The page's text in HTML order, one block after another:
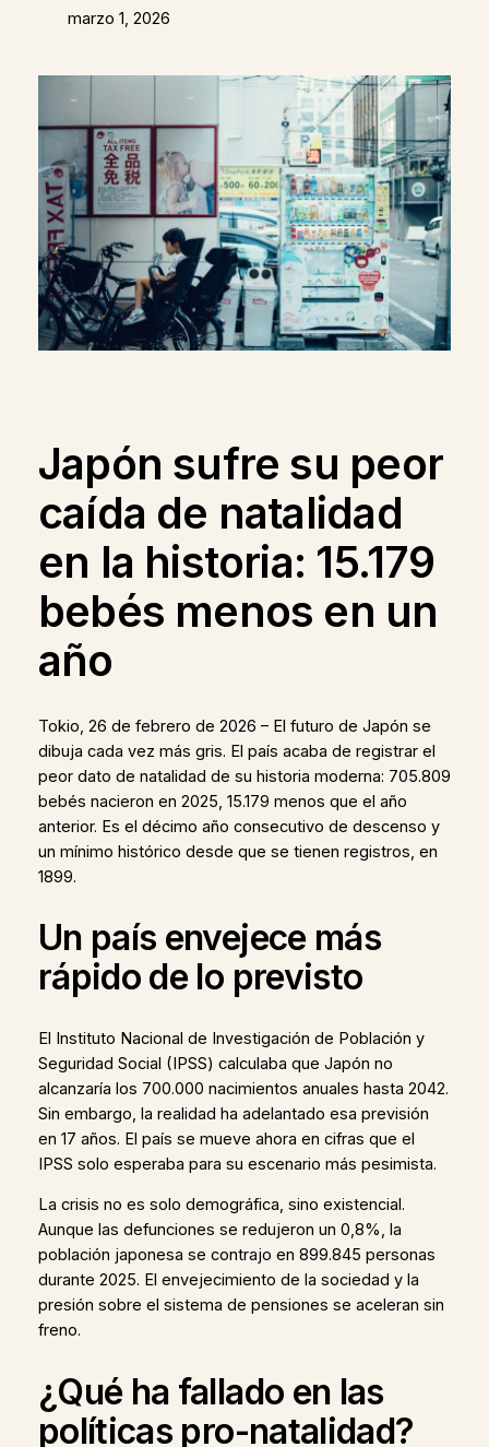
marzo 1, 2026
Japón sufre su peor
caída de natalidad
en la historia: 15.179
bebés menos en un
año
Tokio, 26 de febrero de 2026 – El futuro de Japón se
dibuja cada vez más gris. El país acaba de registrar el
peor dato de natalidad de su historia moderna: 705.809
bebés nacieron en 2025, 15.179 menos que el año
anterior. Es el décimo año consecutivo de descenso y
un mínimo histórico desde que se tienen registros, en
1899.
Un país envejece más
rápido de lo previsto
El Instituto Nacional de Investigación de Población y
Seguridad Social (IPSS) calculaba que Japón no
alcanzaría los 700.000 nacimientos anuales hasta 2042.
Sin embargo, la realidad ha adelantado esa previsión
en 17 años. El país se mueve ahora en cifras que el
IPSS solo esperaba para su escenario más pesimista.
La crisis no es solo demográfica, sino existencial.
Aunque las defunciones se redujeron un 0,8%, la
población japonesa se contrajo en 899.845 personas
durante 2025. El envejecimiento de la sociedad y la
presión sobre el sistema de pensiones se aceleran sin
freno.
¿Qué ha fallado en las
políticas pro-natalidad?